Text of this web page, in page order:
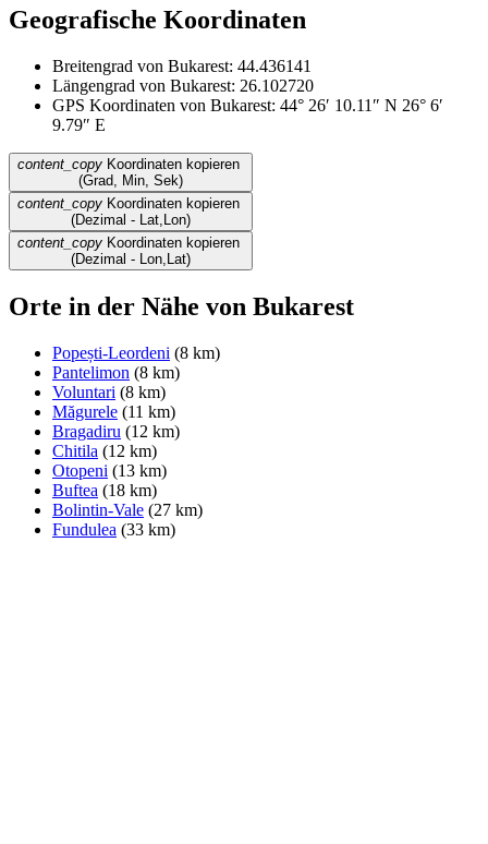
Geografische Koordinaten
Breitengrad von Bukarest: 44.436141
Längengrad von Bukarest: 26.102720
GPS Koordinaten von Bukarest: 44° 26′ 10.11″ N 26° 6′
9.79″ E
content_copy Koordinaten kopieren
(Grad, Min, Sek)
content_copy Koordinaten kopieren
(Dezimal - Lat,Lon)
content_copy Koordinaten kopieren
(Dezimal - Lon,Lat)
Orte in der Nähe von Bukarest
Popești-Leordeni (8 km)
Pantelimon (8 km)
Voluntari (8 km)
Măgurele (11 km)
Bragadiru (12 km)
Chitila (12 km)
Otopeni (13 km)
Buftea (18 km)
Bolintin-Vale (27 km)
Fundulea (33 km)